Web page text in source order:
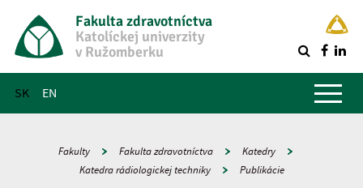
Fakulta zdravotníctva
Katolíckej univerzity
v Ružomberku
SK EN
Hlavné menu
Fakulty Fakulta zdravotníctva
Katedry
Katedra rádiologickej techniky
Publikácie